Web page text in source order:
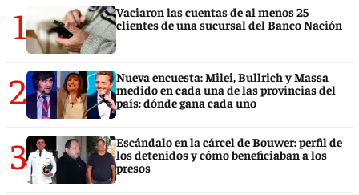
1
Vaciaron las cuentas de al menos 25
clientes de una sucursal del Banco Nación
2
Nueva encuesta: Milei, Bullrich y Massa
medido en cada una de las provincias del
país: dónde gana cada uno
3
Escándalo en la cárcel de Bouwer: perfil de
los detenidos y cómo beneficiaban a los
presos